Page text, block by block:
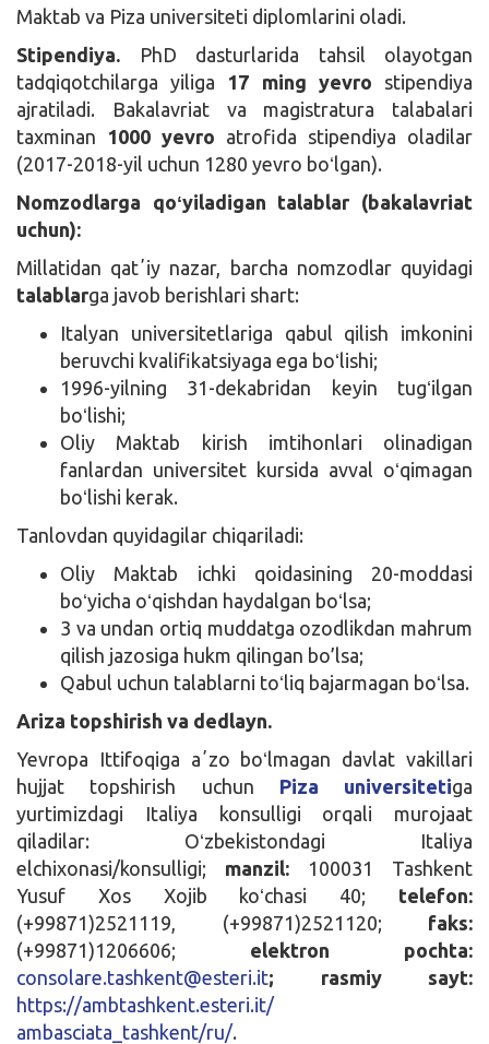
Maktab va Piza universiteti diplomlarini oladi.
Stipendiya.
PhD dasturlarida tahsil olayotgan
tadqiqotchilarga yiliga 17 ming yevro stipendiya
ajratiladi. Bakalavriat va magistratura talabalari
taxminan 1000 yevro atrofida stipendiya oladilar
(2017-2018-yil uchun 1280 yevro boʻlgan).
Nomzodlarga qoʻyiladigan talablar (bakalavriat
uchun):
Millatidan qatʼiy nazar, barcha nomzodlar quyidagi
talablarga javob berishlari shart:
Italyan universitetlariga qabul qilish imkonini
beruvchi kvalifikatsiyaga ega boʻlishi;
1996-yilning 31-dekabridan keyin tugʻilgan
boʻlishi;
Oliy Maktab kirish imtihonlari olinadigan
fanlardan universitet kursida avval oʻqimagan
boʻlishi kerak.
Tanlovdan quyidagilar chiqariladi:
Oliy Maktab ichki qoidasining 20-moddasi
boʻyicha oʻqishdan haydalgan boʻlsa;
3 va undan ortiq muddatga ozodlikdan mahrum
qilish jazosiga hukm qilingan bo’lsa;
Qabul uchun talablarni toʻliq bajarmagan boʻlsa.
Ariza topshirish va dedlayn.
Yevropa Ittifoqiga aʼzo boʻlmagan davlat vakillari
hujjat topshirish uchun Piza universitetiga
yurtimizdagi Italiya konsulligi orqali murojaat
qiladilar: Oʻzbekistondagi Italiya
elchixonasi/konsulligi; manzil: 100031 Tashkent
Yusuf Xos Xojib koʻchasi 40; telefon:
(+99871)2521119, (+99871)2521120; faks:
(+99871)1206606; elektron pochta:
consolare.tashkent@esteri.it; rasmiy sayt:
https://ambtashkent.esteri.it/
ambasciata_tashkent/ru/.